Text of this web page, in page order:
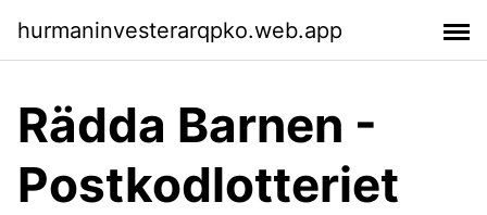
hurmaninvesterarqpko.web.app
Rädda Barnen -
Postkodlotteriet